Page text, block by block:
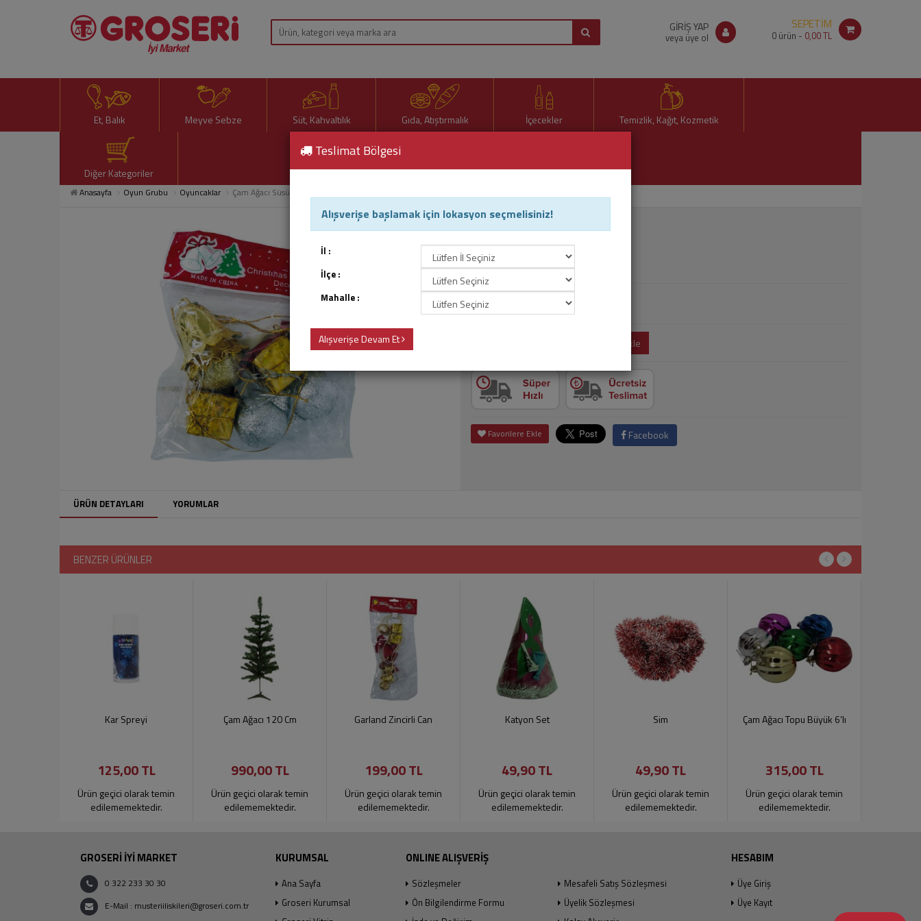
GİRİŞ YAP
veya üye ol
SEPETİM
0 ürün - 0,00 TL
Et, Balık Meyve Sebze Süt, Kahvaltılık Gıda, Atıştırmalık İçecekler Temizlik, Kağıt, Kozmetik
Diğer Kategoriler
Anasayfa Oyun Grubu Oyuncaklar Çam Ağacı Süsü Karma Set
Çam Ağacı Süsü Karma Set
Ürün Kodu : 75069
149,00 TL
Sepete Ekle
Favorilere Ekle Facebook
ÜRÜN DETAYLARI YORUMLAR
BENZER ÜRÜNLER
Kar Spreyi
125,00 TL
Ürün geçici olarak temin
edilememektedir.
Çam Ağacı 120 Cm
990,00 TL
Ürün geçici olarak temin
edilememektedir.
Garland Zincirli Can
199,00 TL
Ürün geçici olarak temin
edilememektedir.
Katyon Set
49,90 TL
Ürün geçici olarak temin
edilememektedir.
Sim
49,90 TL
Ürün geçici olarak temin
edilememektedir.
Çam Ağacı Topu Büyük 6’lı
315,00 TL
Ürün geçici olarak temin
edilememektedir.
GROSERİ İYİ MARKET
0 322 233 30 30
E-Mail : musteriiliskileri@groseri.com.tr
KURUMSAL
Ana Sayfa
Groseri Kurumsal
ONLINE ALIŞVERİŞ
Sözleşmeler
Mesafeli Satış Sözleşmesi
Ön Bilgilendirme Formu
Üyelik Sözleşmesi
HESABIM
Üye Giriş
Üye Kayıt
Teslimat Bölgesi
Alışverişe başlamak için lokasyon seçmelisiniz!
İl :
İlçe :
Mahalle :
Alışverişe Devam Et